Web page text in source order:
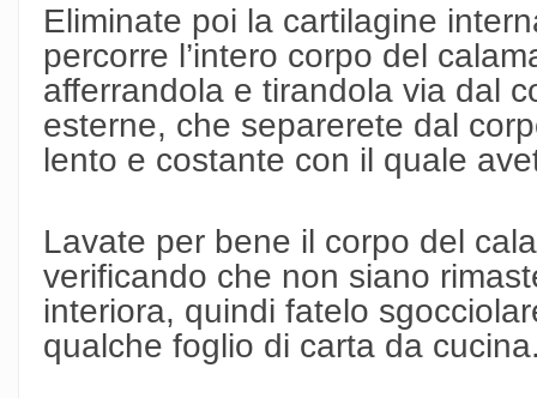
Eliminate poi la cartilagine
percorre l’intero corpo del
afferrandola e tirandola via dal
esterne, che separerete dal
lento e costante con il quale
Lavate per bene il corpo del
verificando che non siano
interiora, quindi fatelo
qualche foglio di carta da